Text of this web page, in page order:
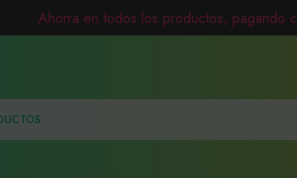
Ahorra en todos los productos, pagando